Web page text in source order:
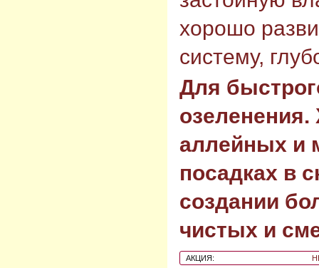
хорошо
систему,
Для
аллейных и
посадках в
создании
чистых и
АКЦИЯ: